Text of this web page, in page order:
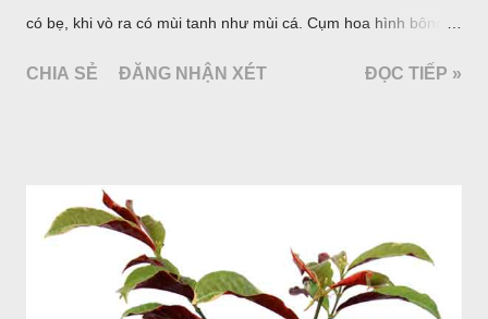
có bẹ, khi vò ra có mùi tanh như mùi cá. Cụm hoa hình bông
nhạt. Hạt hình trái xoan nhẵn. Mùa hoa quả: tháng 5 – 7.
CHIA SẺ ĐĂNG NHẬN XÉT ĐỌC TIẾP »